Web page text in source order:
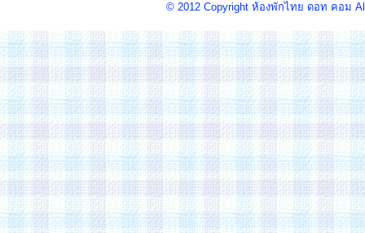
© 2012 Copyright ห้องพักไทย ดอท คอม